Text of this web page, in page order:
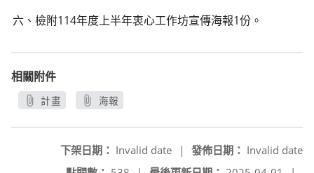
六、檢附114年度上半年衷心工作坊宣傳海報1份。
相關附件
計畫
海報
發佈日期： Invalid date
下架日期： Invalid date
|